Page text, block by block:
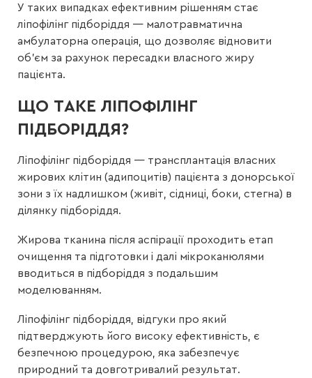
У таких випадках ефективним рішенням стає
ліпофілінг підборіддя — малотравматична
амбулаторна операція, що дозволяє відновити
об’єм за рахунок пересадки власного жиру
пацієнта.
ЩО ТАКЕ ЛІПОФІЛІНГ
ПІДБОРІДДЯ?
Ліпофілінг підборіддя — трансплантація власних
жирових клітин (адипоцитів) пацієнта з донорської
зони з їх надлишком (живіт, сідниці, боки, стегна) в
ділянку підборіддя.
Жирова тканина після аспірації проходить етап
очищення та підготовки і далі мікроканюлями
вводиться в підборіддя з подальшим
моделюванням.
Ліпофілінг підборіддя, відгуки про який
підтверджують його високу ефективність, є
безпечною процедурою, яка забезпечує
природний та довготривалий результат.